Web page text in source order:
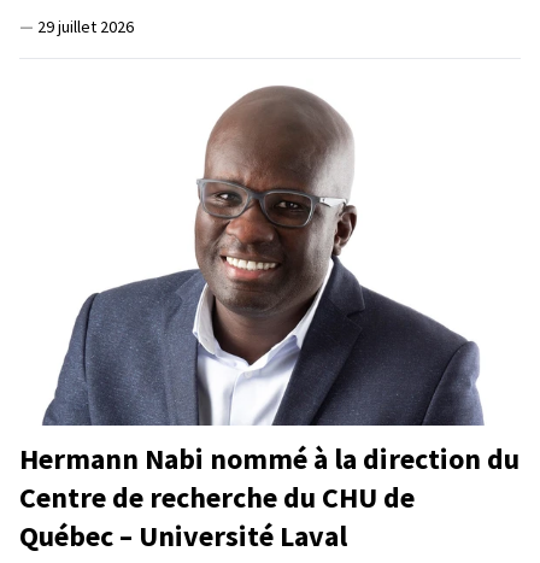
— 29 juillet 2026
Hermann Nabi nommé à la direction du
Centre de recherche du CHU de
Québec – Université Laval